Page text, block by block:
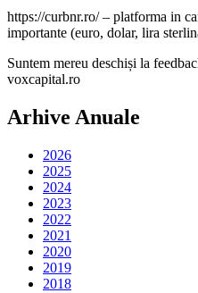
https://curbnr.ro/ – platforma in
importante (euro, dolar, lira
Suntem mereu deschiși la
voxcapital.ro
Arhive Anuale
2026
2025
2024
2023
2022
2021
2020
2019
2018